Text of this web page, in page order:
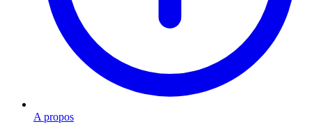
A propos